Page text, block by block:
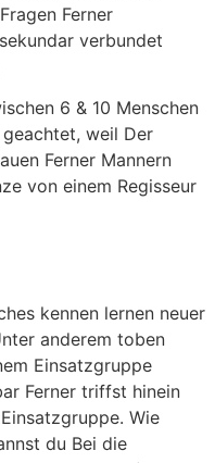
Ferner
verbundet
6 & 10 Menschen
weil Der
Ferner Mannern
von einem Regisseur
kennen lernen neuer
anderem toben
Einsatzgruppe
Ferner triffst hinein
Wie
du Bei die